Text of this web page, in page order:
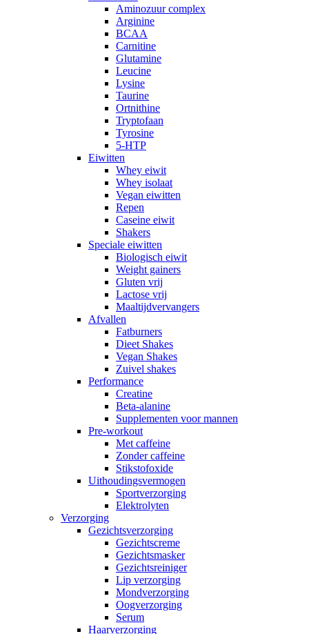
Aminozuur complex
Arginine
BCAA
Carnitine
Glutamine
Leucine
Lysine
Taurine
Ortnithine
Tryptofaan
Tyrosine
5-HTP
Eiwitten
Whey eiwit
Whey isolaat
Vegan eiwitten
Repen
Caseine eiwit
Shakers
Speciale eiwitten
Biologisch eiwit
Weight gainers
Gluten vrij
Lactose vrij
Maaltijdvervangers
Afvallen
Fatburners
Dieet Shakes
Vegan Shakes
Zuivel shakes
Performance
Creatine
Beta-alanine
Supplementen voor mannen
Pre-workout
Met caffeine
Zonder caffeine
Stikstofoxide
Uithoudingsvermogen
Sportverzorging
Elektrolyten
Verzorging
Gezichtsverzorging
Gezichtscreme
Gezichtsmasker
Gezichtsreiniger
Lip verzorging
Mondverzorging
Oogverzorging
Serum
Haarverzorging